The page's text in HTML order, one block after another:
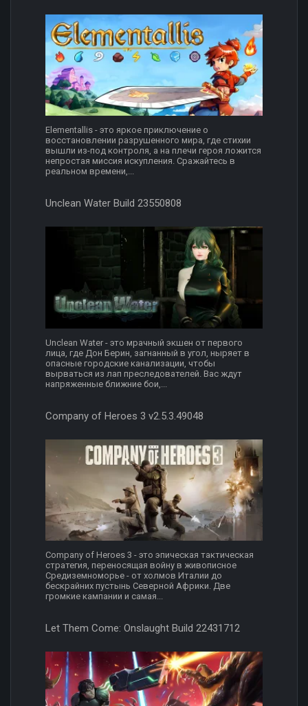
Elementallis - это яркое приключение о
восстановлении разрушенного мира, где стихии
вышли из-под контроля, а на плечи героя ложится
непростая миссия искупления. Сражайтесь в
реальном времени,...
Unclean Water Build 23550808
Unclean Water - это мрачный экшен от первого
лица, где Дон Берин, загнанный в угол, ныряет в
опасные городские канализации, чтобы
вырваться из лап преследователей. Вас ждут
напряженные ближние бои,...
Company of Heroes 3 v2.5.3.49048
Company of Heroes 3 - это эпическая тактическая
стратегия, переносящая войну в живописное
Средиземноморье - от холмов Италии до
бескрайних пустынь Северной Африки. Две
громкие кампании и самая...
Let Them Come: Onslaught Build 22431712